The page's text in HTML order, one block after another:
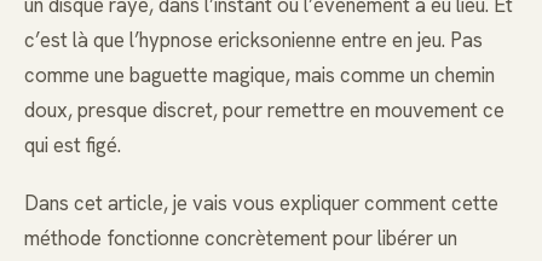
c’est là que l’hypnose ericksonienne entre en jeu. Pas
comme une baguette magique, mais comme un chemin
doux, presque discret, pour remettre en mouvement ce
qui est figé.
Dans cet article, je vais vous expliquer comment cette
méthode fonctionne concrètement pour libérer un